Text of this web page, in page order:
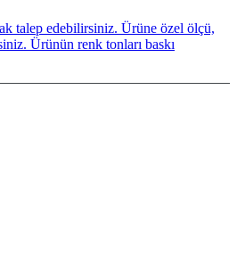
talep edebilirsiniz. Ürüne özel ölçü,
Ürünün renk tonları baskı